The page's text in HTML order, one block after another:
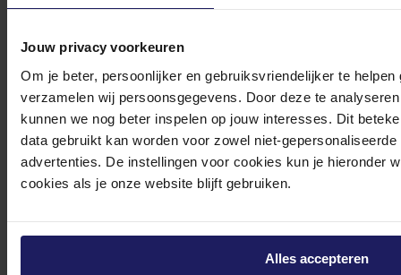
Jouw privacy voorkeuren
Om je beter, persoonlijker en gebruiksvriendelijker te
verzamelen wij persoonsgegevens. Door deze te
kunnen we nog beter inspelen op jouw interesses. Dit
data gebruikt kan worden voor zowel niet-
advertenties. De instellingen voor cookies kun je hieronder
cookies als je onze website blijft gebruiken.
Alles accepteren
Meld je aan voor onze nieuwsbrief!
Ontvang als eerste de beste deals in je inbox
Meld je aan